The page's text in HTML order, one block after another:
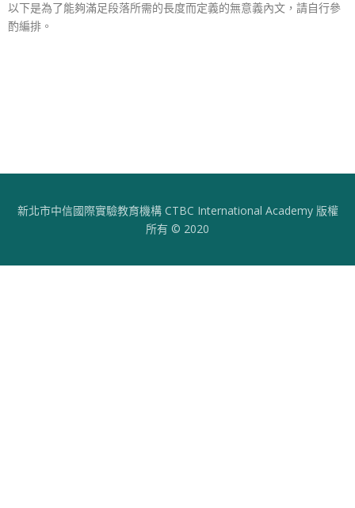
以下是為了能夠滿足段落所需的長度而定義的無意義內文，請自行參
酌編排。